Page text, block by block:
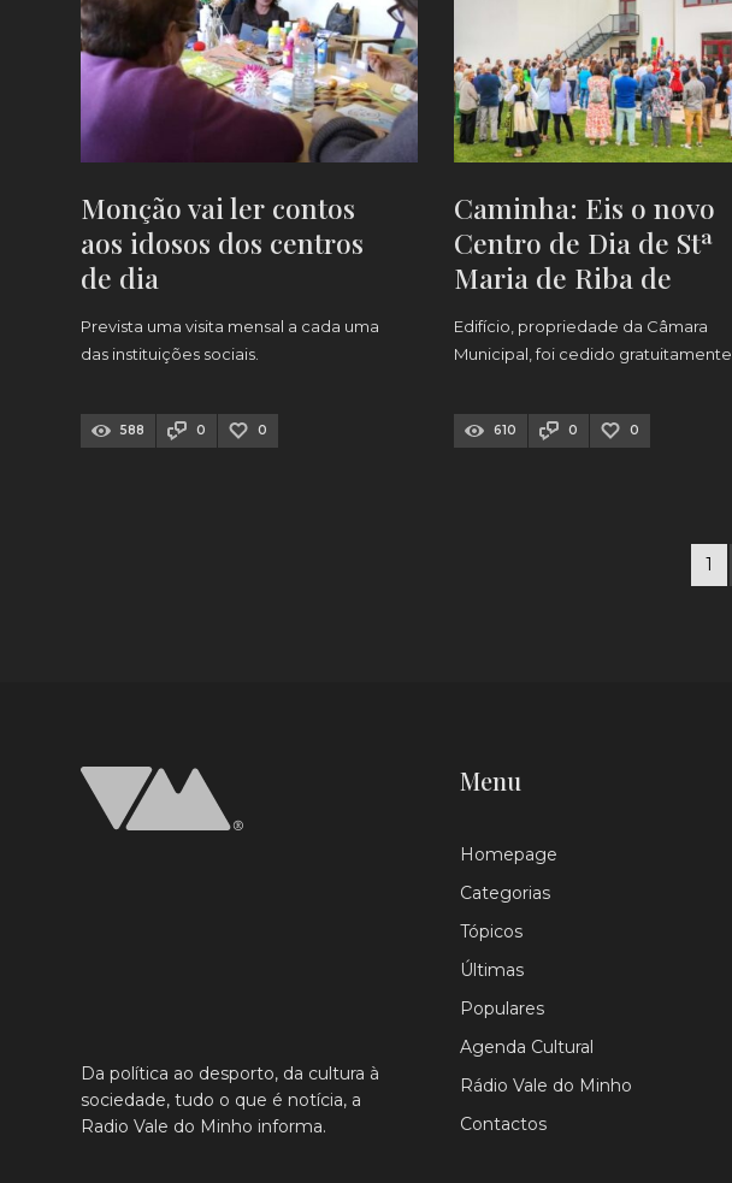
Monção vai ler contos
aos idosos dos centros
de dia
Prevista uma visita mensal a cada uma
das instituições sociais.
588 0 0
Caminha: Eis o novo
Centro de Dia de Stª
Maria de Riba de
Âncora
Edifício, propriedade da Câmara
Municipal, foi cedido gratuitamente.
610 0 0
1
Da política ao desporto, da cultura à
sociedade, tudo o que é notícia, a
Radio Vale do Minho informa.
Menu
Homepage
Categorias
Tópicos
Últimas
Populares
Agenda Cultural
Rádio Vale do Minho
Contactos